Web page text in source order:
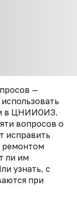
—
в ЦНИИОИЗ.
вопросов о
исправить
ремонтом
ли им
узнать, с
при